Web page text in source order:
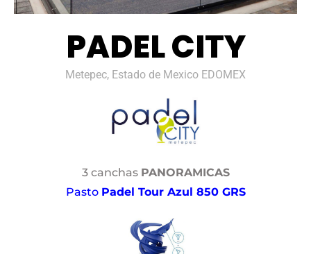
PADEL CITY
Metepec, Estado de Mexico EDOMEX
3 canchas PANORAMICAS
Pasto Padel Tour Azul 850 GRS